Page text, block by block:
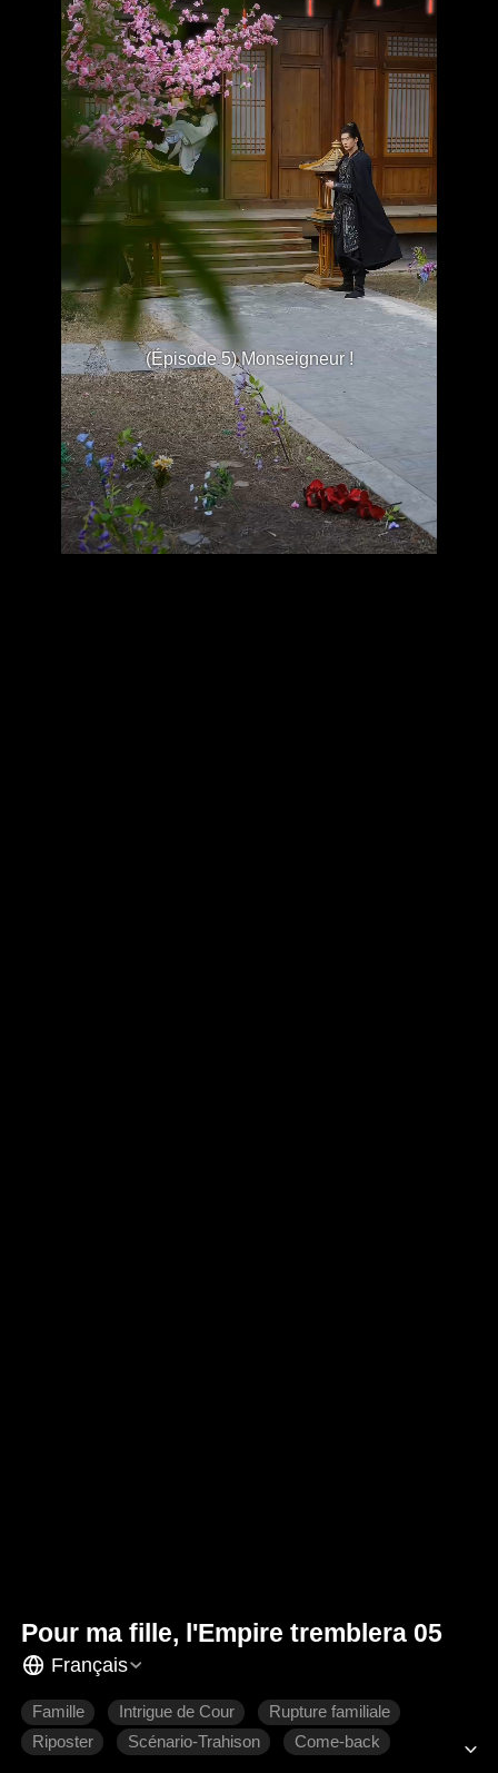
(Épisode 5) Monseigneur !
Pour ma fille, l'Empire tremblera 05
Français
Famille Intrigue de Cour
Rupture familiale
Riposter
Scénario-Trahison Come-back